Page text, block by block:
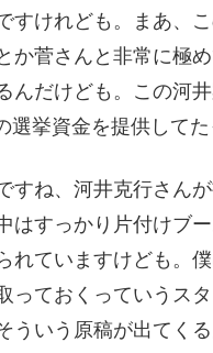
すけれども。まあ、
か菅さんと非常に極
んだけども。この河
挙資金を提供してた
すね、河井克行さん
はすっかり片付けブ
れていますけども。
ておくっていうス
ういう原稿が出てく